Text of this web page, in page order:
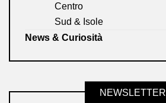
Centro
Sud & Isole
News & Curiosità
NEWSLETTER